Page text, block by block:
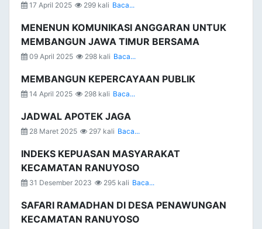
17 April 2025 299 kali Baca...
MENENUN KOMUNIKASI ANGGARAN UNTUK
MEMBANGUN JAWA TIMUR BERSAMA
09 April 2025 298 kali Baca...
MEMBANGUN KEPERCAYAAN PUBLIK
14 April 2025 298 kali Baca...
JADWAL APOTEK JAGA
28 Maret 2025 297 kali Baca...
INDEKS KEPUASAN MASYARAKAT
KECAMATAN RANUYOSO
31 Desember 2023 295 kali Baca...
SAFARI RAMADHAN DI DESA PENAWUNGAN
KECAMATAN RANUYOSO